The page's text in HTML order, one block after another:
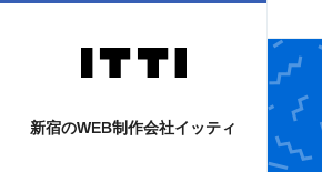
新宿のWEB制作会社イッティ